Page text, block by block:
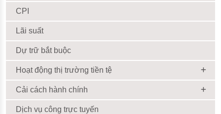
CPI
Lãi suất
Dự trữ bắt buộc
Hoạt động thị trường tiền tệ
Cải cách hành chính
Dịch vụ công trực tuyến